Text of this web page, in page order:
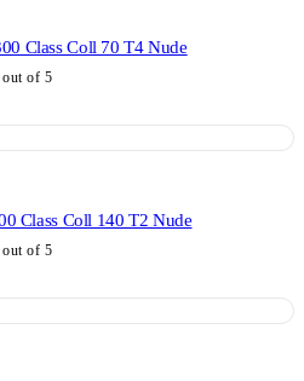
Class Coll 70 T4 Nude
out of 5
Class Coll 140 T2 Nude
out of 5